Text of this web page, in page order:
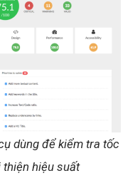
dùng để kiểm tra tốc
hiệu suất